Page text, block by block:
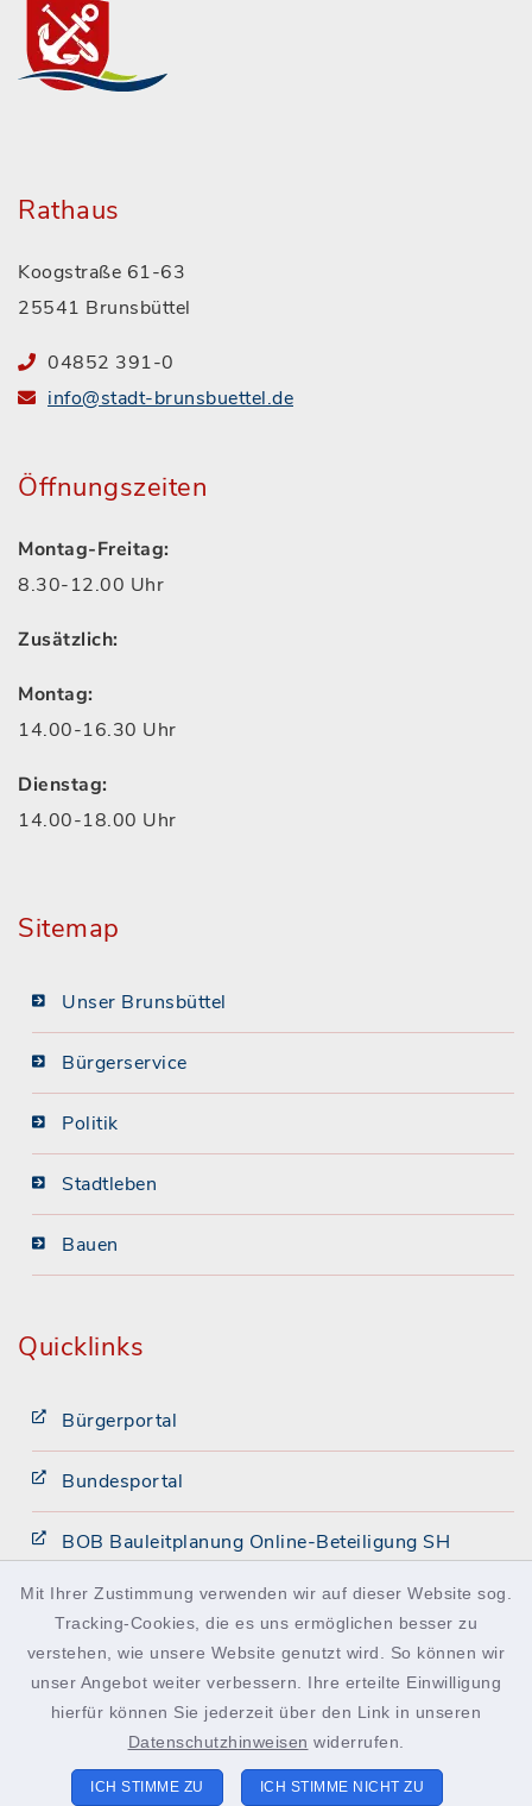
Mit Ihrer Zustimmung verwenden wir auf dieser Website sog.
Tracking-Cookies, die es uns ermöglichen besser zu
verstehen, wie unsere Website genutzt wird. So können wir
unser Angebot weiter verbessern. Ihre erteilte Einwilligung
hierfür können Sie jederzeit über den Link in unseren
Datenschutzhinweisen widerrufen.
ICH STIMME ZU ICH STIMME NICHT ZU
Rathaus
Koogstraße 61-63
25541 Brunsbüttel
04852 391-0
info@stadt-brunsbuettel.de
Öffnungszeiten
Montag-Freitag:
8.30-12.00 Uhr
Zusätzlich:
Montag:
14.00-16.30 Uhr
Dienstag:
14.00-18.00 Uhr
Sitemap
Unser Brunsbüttel
Bürgerservice
Politik
Stadtleben
Bauen
Quicklinks
Bürgerportal
Bundesportal
BOB Bauleitplanung Online-Beteiligung SH
Intranet
facebookinstagram
Podcast